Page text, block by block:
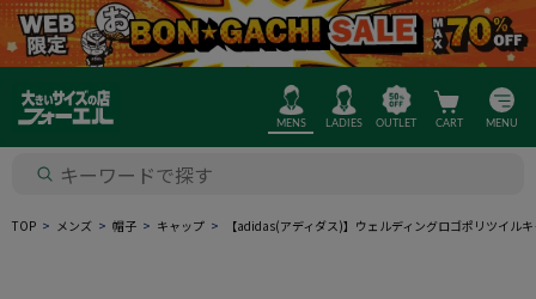
MENS LADIES OUTLET CART MENU
TOP メンズ 帽子 キャップ 【adidas(アディダス)】ウェルディングロゴポリツイ